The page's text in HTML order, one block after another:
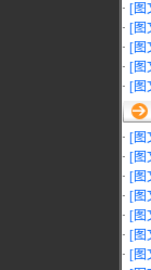
· [图
· [图
· [图
· [图
· [图
· [图
· [图
· [图
· [图
· [图
· [图
· [图